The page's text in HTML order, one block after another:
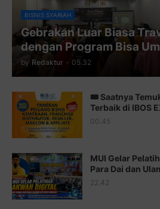
Juz 10 ⇨http://j.mp/2bHfyUH
Juz 11 ⇨http://j.mp/2bHf80y
Juz 13 ⇨http://j.mp/2bFTiKQ
Juz 14 ⇨http://j.mp/2b8SUTA
Juz 15 ⇨http://j.mp/2bFRQIM
Juz 17 ⇨http://j.mp/2brHsFz
Juz 18 ⇨http://j.mp/2b8SCfc
BISNIS SYARIAH
Gebrakan Luar Biasa
dengan Program Bisa
by Redaktur - 05.32
🎟️ Saatnya
Terbaik di IBOS
00.45
MUI Gelar
Para Dai dan
22.42